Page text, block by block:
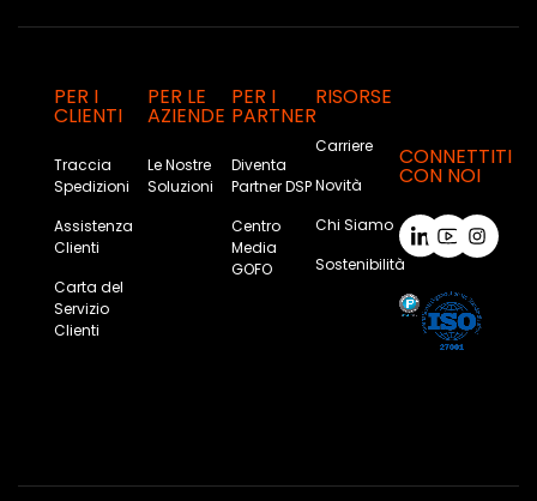
CONNETTITI
CON NOI
PER I
CLIENTI
Traccia
Spedizioni
Assistenza
Clienti
Carta del
Servizio
Clienti
PER LE
AZIENDE
Le Nostre
Soluzioni
PER I
PARTNER
Diventa
Partner DSP
Centro
Media
GOFO
RISORSE
Carriere
Novità
Chi Siamo
Sostenibilità